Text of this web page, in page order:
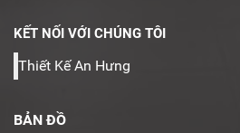
KẾT NỐI VỚI CHÚNG TÔI
Thiết Kế An Hưng
BẢN ĐỒ